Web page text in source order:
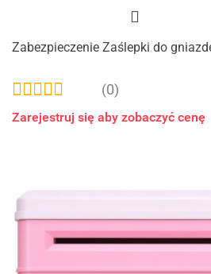
Zabezpieczenie Zaślepki do
(0)
Zarejestruj się aby zobaczyć cenę